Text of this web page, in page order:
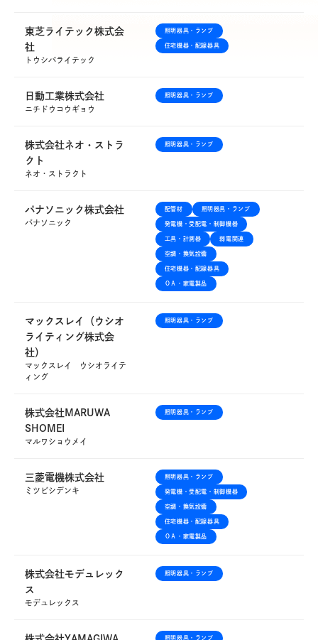
探しております。
東芝ライテック株式会
社
トウシバライテック
照明器具・ランプ
住宅機器・配線器具
日動工業株式会社
ニチドウコウギョウ
照明器具・ランプ
株式会社ネオ・ストラ
クト
ネオ・ストラクト
照明器具・ランプ
パナソニック株式会社
パナソニック
配管材 照明器具・ランプ
発電機・受配電・制御機器
工具・計測器 弱電関連
空調・換気設備
住宅機器・配線器具
ＯＡ・家電製品
マックスレイ（ウシオ
ライティング株式会
社）
マックスレイ ウシオライテ
ィング
照明器具・ランプ
株式会社MARUWA
SHOMEI
マルワショウメイ
照明器具・ランプ
三菱電機株式会社
ミツビシデンキ
照明器具・ランプ
発電機・受配電・制御機器
空調・換気設備
住宅機器・配線器具
ＯＡ・家電製品
株式会社モデュレック
ス
モデュレックス
照明器具・ランプ
照明器具・ランプ